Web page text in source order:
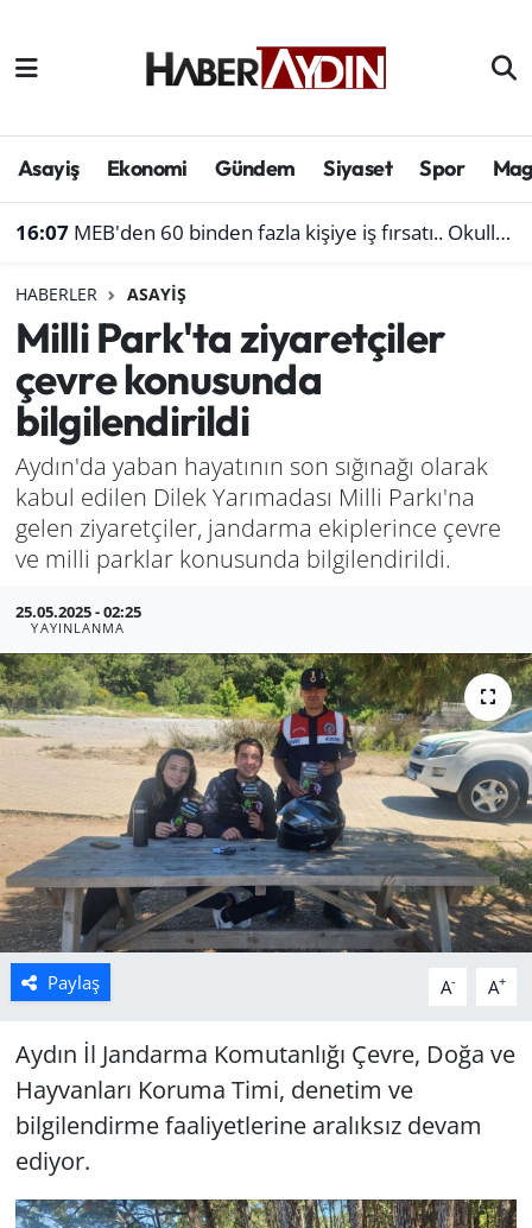
Asayiş Ekonomi Gündem Siyaset Spor
16:07 MEB'den 60 binden fazla kişiye iş fırsatı.. Okullara personel alınacak
HABERLER ASAYIŞ
Milli Park'ta ziyaretçiler
çevre konusunda
bilgilendirildi
Aydın'da yaban hayatının son sığınağı olarak
kabul edilen Dilek Yarımadası Milli Parkı'na
gelen ziyaretçiler, jandarma ekiplerince çevre
ve milli parklar konusunda bilgilendirildi.
25.05.2025 - 02:25
YAYINLANMA
Paylaş A- A+
Aydın İl Jandarma Komutanlığı Çevre, Doğa ve
Hayvanları Koruma Timi, denetim ve
bilgilendirme faaliyetlerine aralıksız devam
ediyor.
Afyonkarahisar
Çevre
Genel
Haber
Izmir
Kütahya
Manisa
Muğla
Politika
Uşak
Aydın Hava Durumu
Süper Lig Puan Durumu ve Fikstür
Son Dakika Haberleri
Haber Arşivi